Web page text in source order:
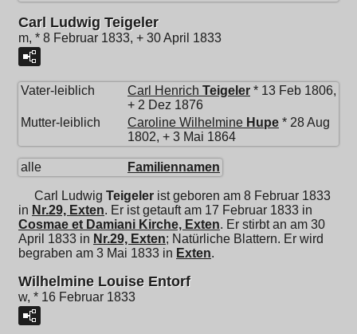
Carl Ludwig Teigeler
m, * 8 Februar 1833, + 30 April 1833
Vater-leiblich Carl Henrich Teigeler * 13 Feb 1806,
+ 2 Dez 1876
Mutter-leiblich
Caroline Wilhelmine Hupe * 28 Aug
1802, + 3 Mai 1864
alle Familiennamen
Carl Ludwig Teigeler ist geboren am 8 Februar 1833
in Nr.29, Exten. Er ist getauft am 17 Februar 1833 in
Cosmae et Damiani Kirche, Exten. Er stirbt an am 30
April 1833 in Nr.29, Exten; Natürliche Blattern. Er wird
begraben am 3 Mai 1833 in Exten.
Wilhelmine Louise Entorf
w, * 16 Februar 1833